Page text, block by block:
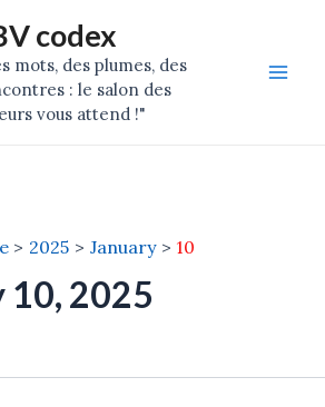
codex
mots, des plumes, des
: le salon des
vous attend !"
2025 January 10
10, 2025